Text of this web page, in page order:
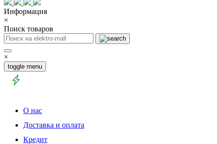
Информация
×
Поиск товаров
×
toggle menu
О нас
Доставка и оплата
Кредит